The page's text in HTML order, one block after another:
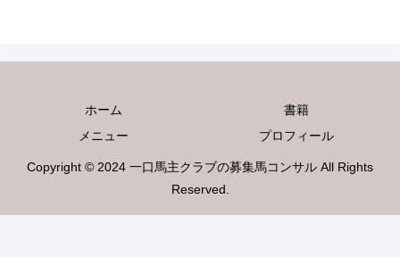
ホーム
書籍
メニュー
プロフィール
Copyright © 2024 一口馬主クラブの募集馬コンサル All Rights
Reserved.